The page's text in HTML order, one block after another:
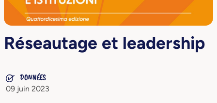
Réseautage et leadership
DONNÉES
09 juin 2023